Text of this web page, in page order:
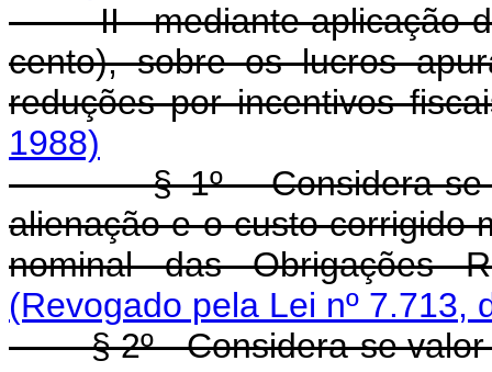
II - mediante aplicação da
cento), sobre os lucros
reduções por incentivos
1988)
§ 1º - Considera-se
alienação e o custo corrigido
nominal das Obrigações
(Revogado pela Lei nº 7.713,
§ 2º - Considera-se valor